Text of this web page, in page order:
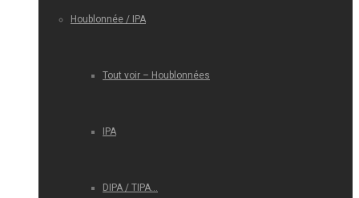
Houblonnée / IPA
Tout voir – Houblonnées
IPA
DIPA / TIPA…